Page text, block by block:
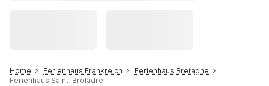
Home Ferienhaus Frankreich
Ferienhaus Bretagne
Ferienhaus Saint-Broladre